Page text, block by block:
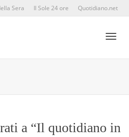
Sera Il Sole 24 ore Quotidiano.net
a “Il quotidiano in